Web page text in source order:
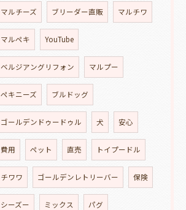
マルチーズ ブリーダー直販 マルチワ
マルペキ YouTube
ベルジアングリフォン マルプー
ペキニーズ ブルドッグ
ゴールデンドゥードゥル 犬 安心
費用 ペット 直売 トイプードル
チワワ ゴールデンレトリーバー 保険
シーズー ミックス パグ